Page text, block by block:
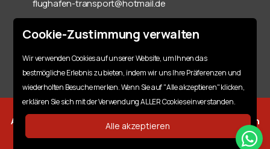
Cookie-Zustimmung verwalten
Wir verwenden Cookies auf unserer Website, um Ihnen das
bestmögliche Erlebnis zu bieten, indem wir uns Ihre Präferenzen und
wiederholten Besuche merken. Wenn Sie auf "Alle akzeptieren" klicken,
erklären Sie sich mit der Verwendung ALLER Cookies einverstanden.
Alle akzeptieren
flughafen-transport@hotmail.de
06142-70 55 60
+49 151 15317128
Alle Rechte Vorbehalten | ©
Copyright By A. A. Flughafen
Transport